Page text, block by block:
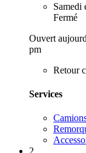
Samedi
Fermé
Ouvert
pm
Retour
Services